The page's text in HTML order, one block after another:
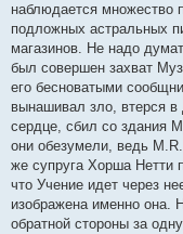
наблюдается множество
подложных астральных
магазинов. Не надо
был совершен захват
его бесноватыми
вынашивал зло, втерся
сердце, сбил со здания
они обезумели, ведь
же супруга Хорша Нетти
что Учение идет через
изображена именно она.
обратной стороны за